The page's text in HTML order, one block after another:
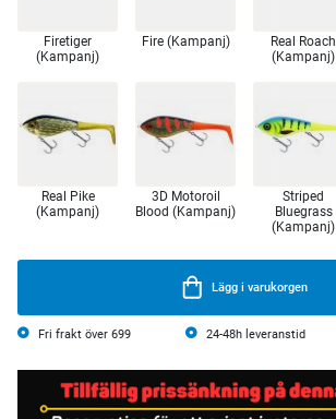
Firetiger
(Kampanj)
Fire (Kampanj)
Real Roach
(Kampanj)
Real Pike
(Kampanj)
3D Motoroil
Blood (Kampanj)
Striped
Bluegrass
(Kampanj)
Lägg i varukorgen
Fri frakt över 699 24-48h leveranstid